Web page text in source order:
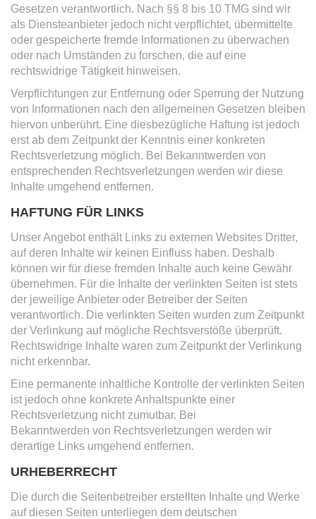
Gesetzen verantwortlich. Nach §§ 8 bis 10 TMG sind wir
als Diensteanbieter jedoch nicht verpflichtet, übermittelte
oder gespeicherte fremde Informationen zu überwachen
oder nach Umständen zu forschen, die auf eine
rechtswidrige Tätigkeit hinweisen.
Verpflichtungen zur Entfernung oder Sperrung der Nutzung
von Informationen nach den allgemeinen Gesetzen bleiben
hiervon unberührt. Eine diesbezügliche Haftung ist jedoch
erst ab dem Zeitpunkt der Kenntnis einer konkreten
Rechtsverletzung möglich. Bei Bekanntwerden von
entsprechenden Rechtsverletzungen werden wir diese
Inhalte umgehend entfernen.
HAFTUNG FÜR LINKS
Unser Angebot enthält Links zu externen Websites Dritter,
auf deren Inhalte wir keinen Einfluss haben. Deshalb
können wir für diese fremden Inhalte auch keine Gewähr
übernehmen. Für die Inhalte der verlinkten Seiten ist stets
der jeweilige Anbieter oder Betreiber der Seiten
verantwortlich. Die verlinkten Seiten wurden zum Zeitpunkt
der Verlinkung auf mögliche Rechtsverstöße überprüft.
Rechtswidrige Inhalte waren zum Zeitpunkt der Verlinkung
nicht erkennbar.
Eine permanente inhaltliche Kontrolle der verlinkten Seiten
ist jedoch ohne konkrete Anhaltspunkte einer
Rechtsverletzung nicht zumutbar. Bei
Bekanntwerden von Rechtsverletzungen werden wir
derartige Links umgehend entfernen.
URHEBERRECHT
Die durch die Seitenbetreiber erstellten Inhalte und Werke
auf diesen Seiten unterliegen dem deutschen